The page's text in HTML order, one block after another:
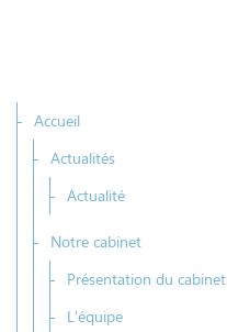
Accueil
Actualités
Actualité
Notre cabinet
Présentation du cabinet
L'équipe